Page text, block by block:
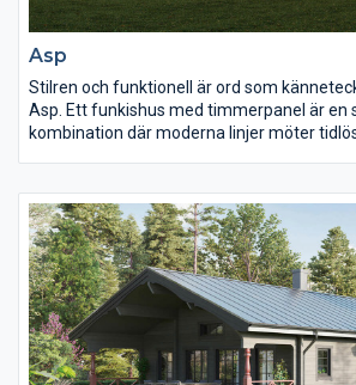
Asp
Stilren och funktionell är ord som
Asp. Ett funkishus med timmerpanel är en
kombination där moderna linjer möter
tre sovrum i fil. Loftet ger möjlighet till ett
spelhörna, bibliotek eller kanske en extra
Kontoret/gästrummet kan lätt göras om till
förrådet intill badrummet kan göras om till
önskas.